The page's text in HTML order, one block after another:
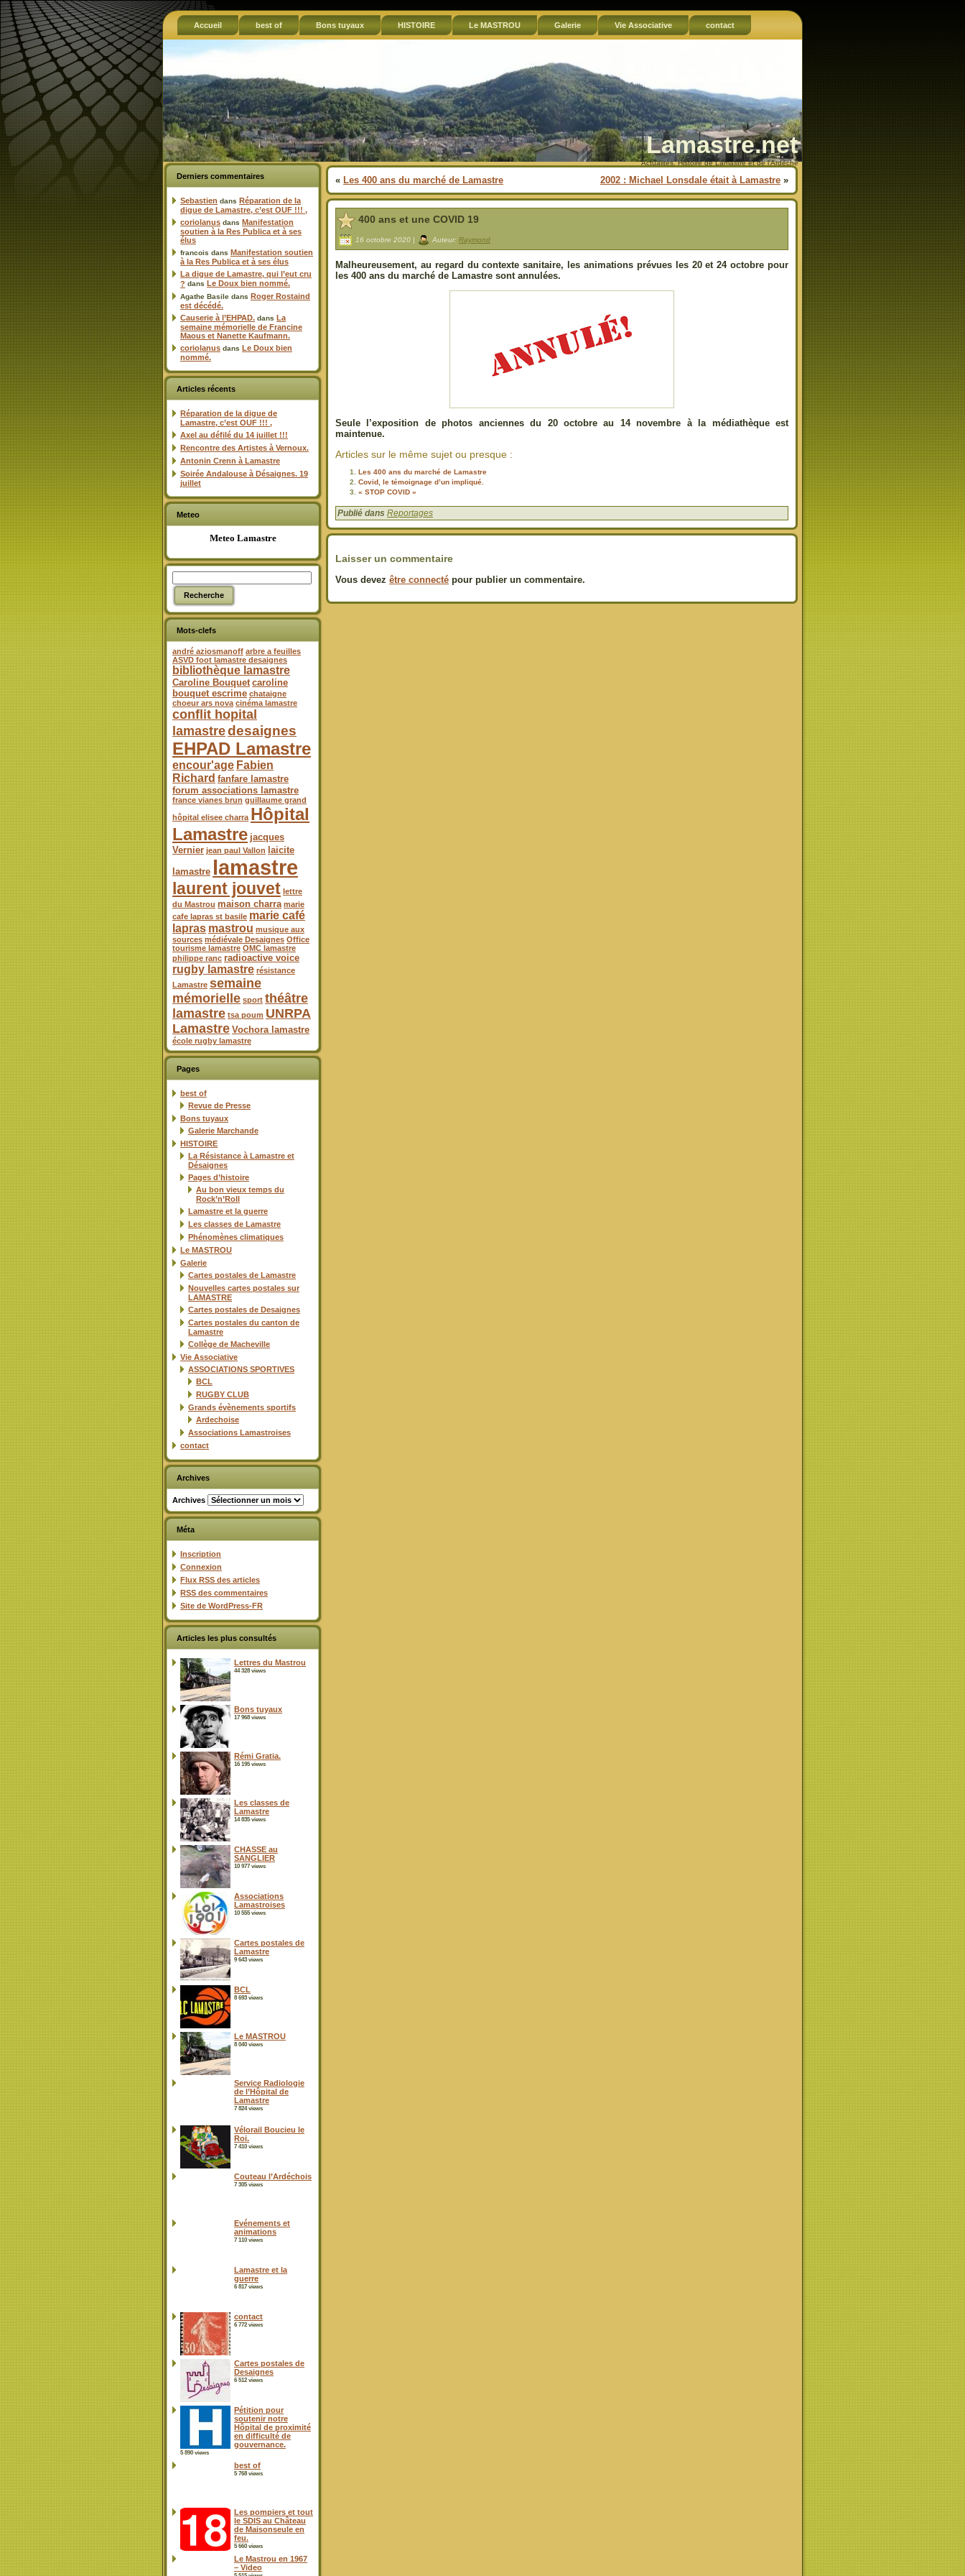
Accueil best of Bons tuyaux HISTOIRE Le MASTROU Galerie Vie Associative contact
Lamastre.net
Actualités, Histoire de Lamastre et de l'Ardèche
Derniers commentaires
Sebastien dans Réparation de la
digue de Lamastre, c’est OUF !!! ,
coriolanus dans Manifestation
soutien à la Res Publica et à ses
élus
francois dans Manifestation soutien
à la Res Publica et à ses élus
La digue de Lamastre, qui l’eut cru
? dans Le Doux bien nommé.
Agathe Basile dans Roger Rostaind
est décédé.
Causerie à l’EHPAD. dans La
semaine mémorielle de Francine
Maous et Nanette Kaufmann.
coriolanus dans Le Doux bien
nommé.
Articles récents
Réparation de la digue de
Lamastre, c’est OUF !!! ,
Axel au défilé du 14 juillet !!!
Rencontre des Artistes à Vernoux.
Antonin Crenn à Lamastre
Soirée Andalouse à Désaignes. 19
juillet
Meteo
Meteo Lamastre
Mots-clefs
andré aziosmanoff arbre a feuilles
ASVD foot lamastre desaignes
bibliothèque lamastre
Caroline Bouquet caroline
bouquet escrime chataigne
choeur ars nova cinéma lamastre
conflit hopital
lamastredesaignes
EHPAD Lamastre
encour'age Fabien
Richard fanfare lamastre
forum associations lamastre
france vianes brun guillaume grand
hôpital elisee charra Hôpital
Lamastre jacques
Vernier jean paul Vallon
laicite
lamastre lamastre
laurent jouvet lettre
du Mastrou maison charra marie
cafe lapras st basile marie café
lapras mastrou musique aux
sources médiévale Desaignes Office
tourisme lamastre OMC lamastre
philippe ranc radioactive voice
rugby lamastre résistance
Lamastre semaine
mémorielle sport théâtre
lamastre tsa poum UNRPA
Lamastre Vochora lamastre
école rugby lamastre
Pages
best of
Revue de Presse
Bons tuyaux
Galerie Marchande
HISTOIRE
La Résistance à Lamastre et
Désaignes
Pages d’histoire
Au bon vieux temps du
Rock’n’Roll
Lamastre et la guerre
Les classes de Lamastre
Phénomènes climatiques
Le MASTROU
Galerie
Cartes postales de Lamastre
Nouvelles cartes postales sur
LAMASTRE
Cartes postales de Desaignes
Cartes postales du canton de
Lamastre
Collège de Macheville
Vie Associative
ASSOCIATIONS SPORTIVES
BCL
RUGBY CLUB
Grands évènements sportifs
Ardechoise
Associations Lamastroises
contact
Archives
Archives
Méta
Inscription
Connexion
Flux RSS des articles
RSS des commentaires
Site de WordPress-FR
Articles les plus consultés
Lettres du Mastrou
44 328 views
Bons tuyaux
17 968 views
Rémi Gratia.
16 195 views
Les classes de
Lamastre
14 835 views
CHASSE au
SANGLIER
10 977 views
Associations
Lamastroises
10 555 views
Cartes postales de
Lamastre
9 643 views
BCL
8 693 views
Le MASTROU
8 040 views
Service Radiologie
de l’Hôpital de
Lamastre
7 824 views
Vélorail Boucieu le
Roi.
7 410 views
Couteau l’Ardéchois
7 305 views
Evénements et
animations
7 110 views
Lamastre et la
guerre
6 817 views
contact
6 772 views
Cartes postales de
Desaignes
6 512 views
Pétition pour
soutenir notre
Hôpital de proximité
en difficulté de
gouvernance.
5 890 views
best of
5 768 views
Les pompiers et tout
le SDIS au Château
de Maisonseule en
feu.
5 660 views
Le Mastrou en 1967
– Video
« Les 400 ans du marché de Lamastre 2002 : Michael Lonsdale était à Lamastre »
400 ans et une COVID 19
16 octobre 2020 | Auteur: Raymond
Malheureusement, au regard du contexte sanitaire, les animations prévues les 20 et 24 octobre pour
les 400 ans du marché de Lamastre sont annulées.
Seule l’exposition de photos anciennes du 20 octobre au 14 novembre à la médiathèque est
maintenue.
Articles sur le même sujet ou presque :
Les 400 ans du marché de Lamastre
Covid, le témoignage d’un impliqué.
« STOP COVID »
Publié dans Reportages
Laisser un commentaire
Vous devez être connecté pour publier un commentaire.